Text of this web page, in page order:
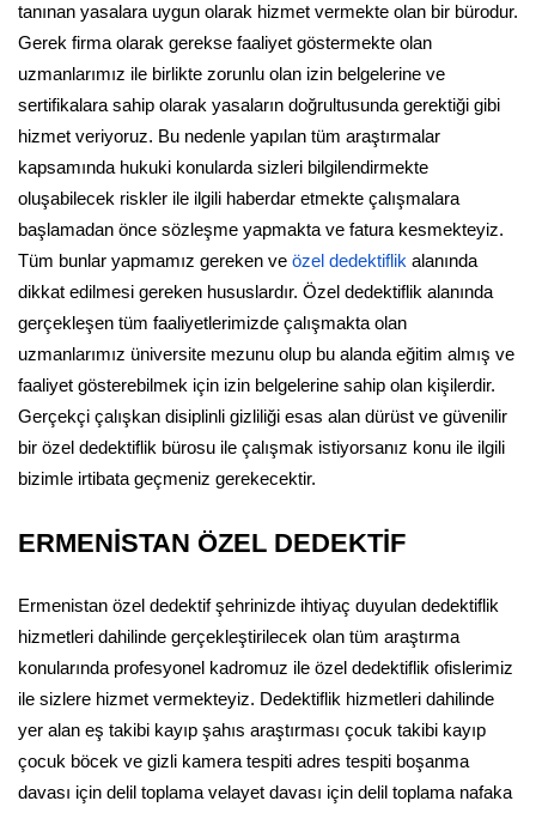
tanınan yasalara uygun olarak hizmet vermekte olan bir bürodur.
Gerek firma olarak gerekse faaliyet göstermekte olan
uzmanlarımız ile birlikte zorunlu olan izin belgelerine ve
sertifikalara sahip olarak yasaların doğrultusunda gerektiği gibi
hizmet veriyoruz. Bu nedenle yapılan tüm araştırmalar
kapsamında hukuki konularda sizleri bilgilendirmekte
oluşabilecek riskler ile ilgili haberdar etmekte çalışmalara
başlamadan önce sözleşme yapmakta ve fatura kesmekteyiz.
Tüm bunlar yapmamız gereken ve özel dedektiflik alanında
dikkat edilmesi gereken hususlardır. Özel dedektiflik alanında
gerçekleşen tüm faaliyetlerimizde çalışmakta olan
uzmanlarımız üniversite mezunu olup bu alanda eğitim almış ve
faaliyet gösterebilmek için izin belgelerine sahip olan kişilerdir.
Gerçekçi çalışkan disiplinli gizliliği esas alan dürüst ve güvenilir
bir özel dedektiflik bürosu ile çalışmak istiyorsanız konu ile ilgili
bizimle irtibata geçmeniz gerekecektir.
ERMENİSTAN ÖZEL DEDEKTİF
Ermenistan özel dedektif şehrinizde ihtiyaç duyulan dedektiflik
hizmetleri dahilinde gerçekleştirilecek olan tüm araştırma
konularında profesyonel kadromuz ile özel dedektiflik ofislerimiz
ile sizlere hizmet vermekteyiz. Dedektiflik hizmetleri dahilinde
yer alan eş takibi kayıp şahıs araştırması çocuk takibi kayıp
çocuk böcek ve gizli kamera tespiti adres tespiti boşanma
davası için delil toplama velayet davası için delil toplama nafaka